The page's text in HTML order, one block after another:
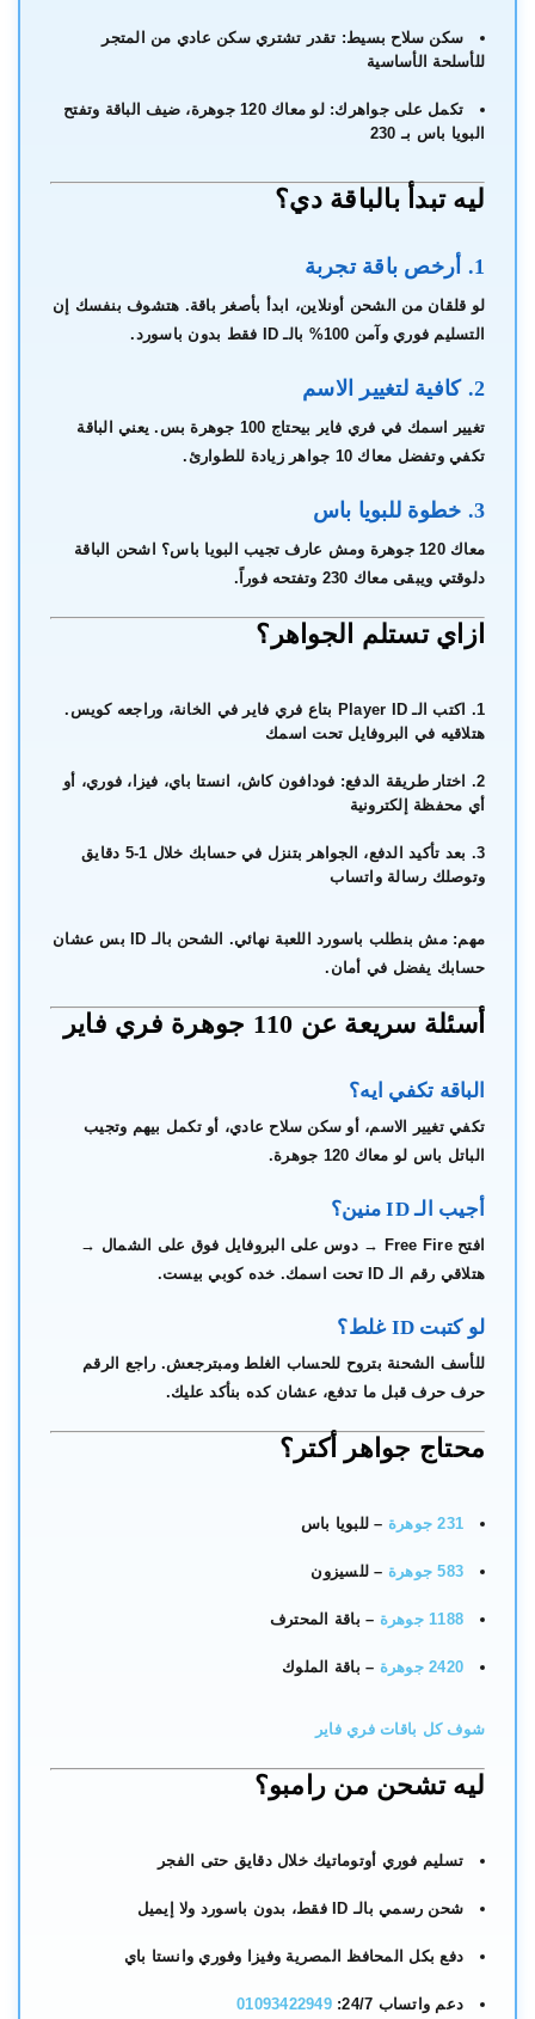
سكن سلاح بسيط: تقدر تشتري سكن عادي من المتجر
للأسلحة الأساسية
تكمل على جواهرك:
لو معاك 120 جوهرة، ضيف الباقة وتفتح
البويا باس بـ 230
ليه تبدأ بالباقة دي؟
1. أرخص باقة تجربة
لو قلقان من الشحن أونلاين، ابدأ بأصغر باقة. هتشوف بنفسك إن
التسليم فوري وآمن 100% بالـ ID فقط بدون باسورد.
2. كافية لتغيير الاسم
تغيير اسمك في فري فاير بيحتاج 100 جوهرة بس. يعني الباقة
تكفي وتفضل معاك 10 جواهر زيادة للطوارئ.
3. خطوة للبويا باس
معاك 120 جوهرة ومش عارف تجيب البويا باس؟ اشحن الباقة
دلوقتي ويبقى معاك 230 وتفتحه فوراً.
ازاي تستلم الجواهر؟
اكتب الـ Player ID بتاع فري فاير في الخانة، وراجعه كويس.
هتلاقيه في البروفايل تحت اسمك
اختار طريقة الدفع: فودافون كاش، انستا باي، فيزا، فوري، أو
أي محفظة إلكترونية
بعد تأكيد الدفع، الجواهر بتنزل في حسابك خلال 1-5 دقايق
وتوصلك رسالة واتساب
مهم:
مش بنطلب باسورد اللعبة نهائي. الشحن بالـ ID بس عشان
حسابك يفضل في أمان.
أسئلة سريعة عن 110 جوهرة فري فاير
الباقة تكفي ايه؟
تكفي تغيير الاسم، أو سكن سلاح عادي، أو تكمل بيهم وتجيب
الباتل باس لو معاك 120 جوهرة.
أجيب الـ ID منين؟
افتح Free Fire → دوس على البروفايل فوق على الشمال →
هتلاقي رقم الـ ID تحت اسمك. خده كوبي بيست.
لو كتبت ID غلط؟
للأسف الشحنة بتروح للحساب الغلط ومبترجعش. راجع الرقم
حرف حرف قبل ما تدفع، عشان كده بنأكد عليك.
محتاج جواهر أكتر؟
231 جوهرة – للبويا باس
583 جوهرة – للسيزون
1188 جوهرة – باقة المحترف
2420 جوهرة – باقة الملوك
شوف كل باقات فري فاير
ليه تشحن من رامبو؟
تسليم فوري أوتوماتيك خلال دقايق حتى الفجر
شحن رسمي بالـ ID فقط، بدون باسورد ولا إيميل
دفع بكل المحافظ المصرية وفيزا وفوري وانستا باي
دعم واتساب 24/7: 01093422949